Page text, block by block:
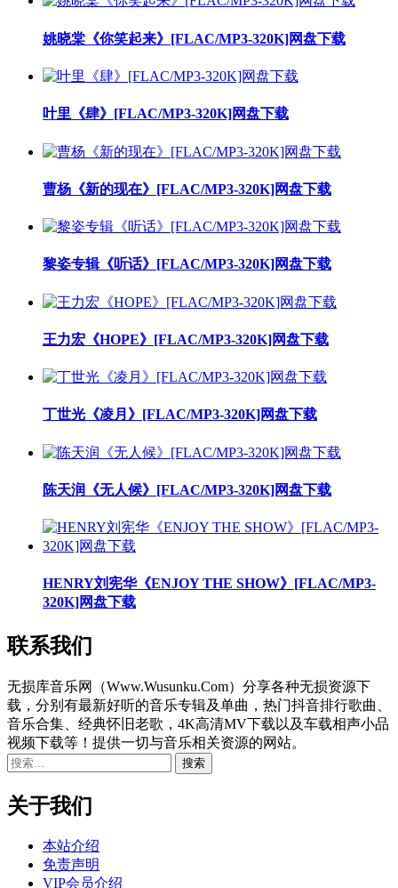
姚晓棠《你笑起来》[FLAC/MP3-320K]网盘下载
叶里《肆》[FLAC/MP3-320K]网盘下载
曹杨《新的现在》[FLAC/MP3-320K]网盘下载
黎姿专辑《听话》[FLAC/MP3-320K]网盘下载
王力宏《HOPE》[FLAC/MP3-320K]网盘下载
丁世光《凌月》[FLAC/MP3-320K]网盘下载
陈天润《无人候》[FLAC/MP3-320K]网盘下载
HENRY刘宪华《ENJOY THE SHOW》[FLAC/MP3-
320K]网盘下载
联系我们
无损库音乐网（Www.Wusunku.Com）分享各种无损资源下
载，分别有最新好听的音乐专辑及单曲，热门抖音排行歌曲、
音乐合集、经典怀旧老歌，4K高清MV下载以及车载相声小品
视频下载等！提供一切与音乐相关资源的网站。
关于我们
本站介绍
免责声明
VIP会员介绍